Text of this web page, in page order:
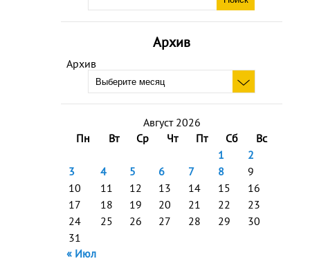
Архив
Архив
Август 2026
Пн
Вт Ср Чт Пт Сб
Вс
1
2
3
4 5 6 7 8
9
10
11 12 13 14 15
16
17
18 19 20 21 22
23
24
25 26 27 28 29
30
31
« Июл